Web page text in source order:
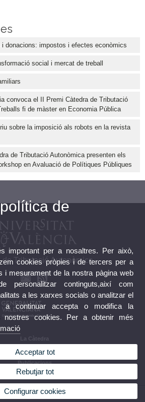
i donacions: impostos i efectes econòmics
social i mercat de treball
convoca el II Premi Càtedra de Tributació
fi de màster en Economia Pública
sobre la imposició als robots en la revista
de Tributació Autonòmica presenten els
en Avaluació de Polítiques Públiques
de Tributació Autonòmica
La Càtedra
Investigació
Publicacions
Premis
Av. Tarongers, s/n. 46022 Valencia. Espanya.
de
important per a nosaltres. Per això,
cookies pròpies i de tercers per a
i mesurament de la nostra pàgina web
personalitzar continguts,així com
a les xarxes socials o analitzar el
a continuar accepta o modifica la
nostres cookies. Per a obtenir més
Acceptar tot
Rebutjar tot
Configurar cookies